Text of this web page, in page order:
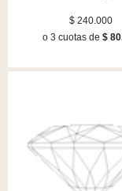
$ 240.000
o 3 cuotas de $